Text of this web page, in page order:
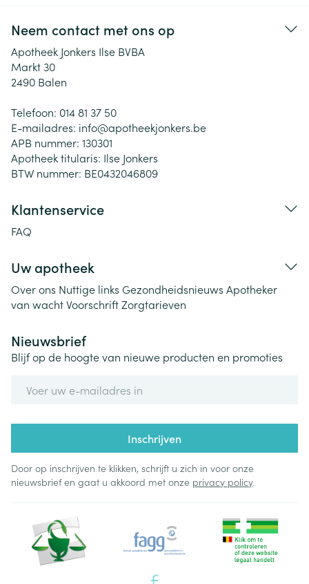
Neem contact met ons op
Apotheek Jonkers Ilse BVBA
Markt 30
2490 Balen
Telefoon: 014 81 37 50
E-mailadres: info@apotheekjonkers.be
APB nummer: 130301
Apotheek titularis: Ilse Jonkers
BTW nummer: BE0432046809
Klantenservice
FAQ
Uw apotheek
Over ons Nuttige links Gezondheidsnieuws Apotheker
van wachtVoorschriftZorgtarieven
Nieuwsbrief
Blijf op de hoogte van nieuwe producten en promoties
Inschrijven
Door op inschrijven te klikken, schrijft u zich in voor onze
nieuwsbrief en gaat u akkoord met onze privacy policy.